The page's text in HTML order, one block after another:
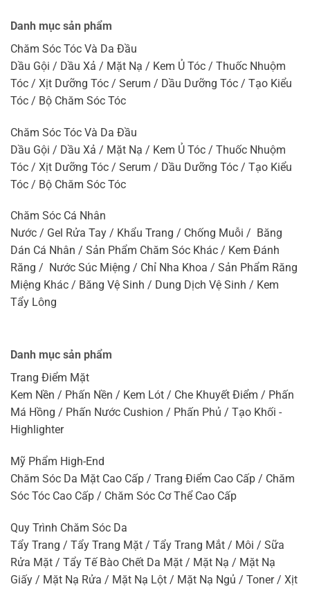
Danh mục sản phẩm
Chăm Sóc Tóc Và Da Đầu
Dầu Gội / Dầu Xả / Mặt Nạ / Kem Ủ Tóc / Thuốc Nhuộm
Tóc / Xịt Dưỡng Tóc / Serum / Dầu Dưỡng Tóc / Tạo Kiểu
Tóc / Bộ Chăm Sóc Tóc
Chăm Sóc Tóc Và Da Đầu
Dầu Gội / Dầu Xả / Mặt Nạ / Kem Ủ Tóc / Thuốc Nhuộm
Tóc / Xịt Dưỡng Tóc / Serum / Dầu Dưỡng Tóc / Tạo Kiểu
Tóc / Bộ Chăm Sóc Tóc
Chăm Sóc Cá Nhân
Nước / Gel Rửa Tay / Khẩu Trang / Chống Muỗi / Băng
Dán Cá Nhân / Sản Phẩm Chăm Sóc Khác / Kem Đánh
Răng / Nước Súc Miệng / Chỉ Nha Khoa / Sản Phẩm Răng
Miệng Khác / Băng Vệ Sinh / Dung Dịch Vệ Sinh / Kem
Tẩy Lông
Danh mục sản phẩm
Trang Điểm Mặt
Kem Nền / Phấn Nền / Kem Lót / Che Khuyết Điểm / Phấn
Má Hồng / Phấn Nước Cushion / Phấn Phủ / Tạo Khối -
Highlighter
Mỹ Phẩm High-End
Chăm Sóc Da Mặt Cao Cấp / Trang Điểm Cao Cấp / Chăm
Sóc Tóc Cao Cấp / Chăm Sóc Cơ Thể Cao Cấp
Quy Trình Chăm Sóc Da
Tẩy Trang / Tẩy Trang Mặt / Tẩy Trang Mắt / Môi / Sữa
Rửa Mặt / Tẩy Tế Bào Chết Da Mặt / Mặt Nạ / Mặt Nạ
Giấy / Mặt Nạ Rửa / Mặt Nạ Lột / Mặt Nạ Ngủ / Toner / Xịt